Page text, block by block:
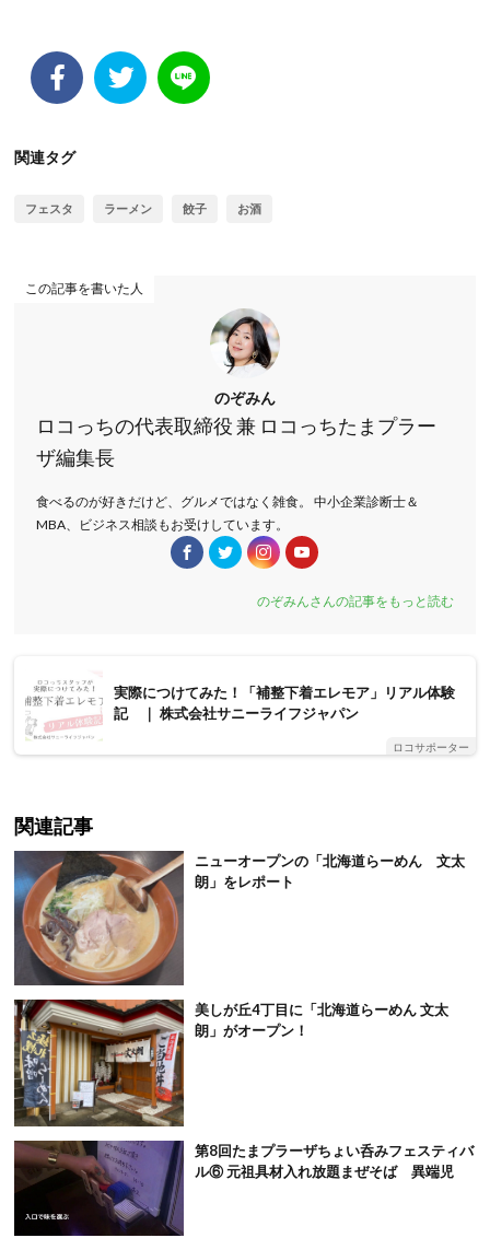
関連タグ
フェスタ ラーメン 餃子 お酒
この記事を書いた人
のぞみん
ロコっちの代表取締役 兼 ロコっちたまプラー
ザ編集長
食べるのが好きだけど、グルメではなく雑食。 中小企業診断士＆
MBA、ビジネス相談もお受けしています。
のぞみんさんの記事をもっと読む
実際につけてみた！「補整下着エレモア」リアル体験
記 ｜ 株式会社サニーライフジャパン
ロコサポーター
関連記事
ニューオープンの「北海道らーめん 文太
朗」をレポート
美しが丘4丁目に「北海道らーめん 文太
朗」がオープン！
第8回たまプラーザちょい呑みフェスティバ
ル⑥ 元祖具材入れ放題まぜそば 異端児